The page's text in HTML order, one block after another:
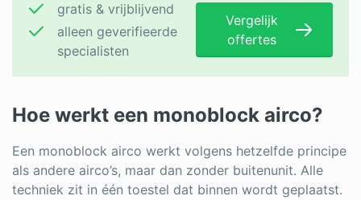
gratis & vrijblijvend
alleen geverifieerde
specialisten
Vergelijk
offertes
Hoe werkt een monoblock airco?
Een monoblock airco werkt volgens hetzelfde principe
als andere airco’s, maar dan zonder buitenunit. Alle
techniek zit in één toestel dat binnen wordt geplaatst.